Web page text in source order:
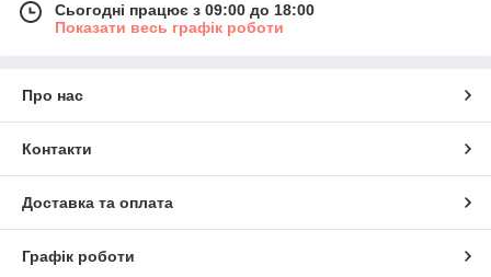
Сьогодні працює з 09:00 до 18:00
Показати весь графік роботи
Про нас
Контакти
Доставка та оплата
Графік роботи